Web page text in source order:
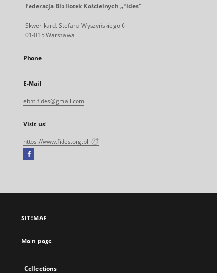
Federacja Bibliotek Kościelnych „Fides”
Skwer kard. Stefana Wyszyńskiego 6
01-015 Warszawa
Phone
E-Mail
ebnt.fides@gmail.com
Visit us!
https://www.fides.org.pl
Facebook
open
new
SITEMAP
Main page
Collections